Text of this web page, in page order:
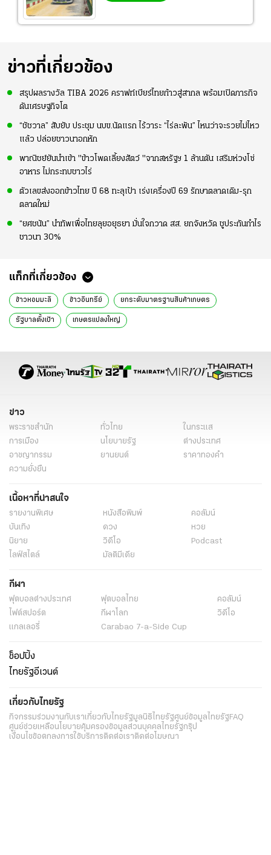
ข่าวที่เกี่ยวข้อง
สรุปผลรางวัล TIBA 2026 คราฟท์เบียร์ไทยก้าวสู่สากล พร้อมเปิดภารกิจ
ดันเศรษฐกิจโต
“ชัชวาล” สับยับ ประชุม นบข.นัดแรก ไร้วาระ “ไร่ละพัน” ไหนว่าจะรวยไม่ไหว
แล้ว ปล่อยชาวนาอกหัก
พาณิชย์ยันนำเข้า "ข้าวโพดเลี้ยงสัตว์ "จากสหรัฐฯ 1 ล้านตัน เสริมห่วงโซ่
อาหาร ไม่กระทบชาวไร่
ตัวเลขส่งออกข้าวไทย ปี 68 ทะลุเป้า เร่งเครื่องปี 69 รักษาตลาดเดิม-รุก
ตลาดใหม่
“ยศชนัน” นำทัพเพื่อไทยลุยอยุธยา มั่นใจกวาด สส. ยกจังหวัด ชูประกันกำไร
ชาวนา 30%
แท็กที่เกี่ยวข้อง
ข้าวหอมมะลิ ข้าวอินทรีย์ ยกระดับมาตรฐานสินค้าเกษตร
รัฐบาลตั้งเป้า เกษตรแปลงใหญ่
ข่าว
พระราชสำนัก ทั่วไทย
ในกระแส
การเมือง
นโยบายรัฐ
ต่างประเทศ
อาชญากรรม
ยานยนต์
ราคาทองคำ
ความยั่งยืน
เนื้อหาที่น่าสนใจ
รายงานพิเศษ หนังสือพิมพ์
คอลัมน์
บันเทิง
ดวง
หวย
นิยาย
วิดีโอ
Podcast
ไลฟ์สไตล์
มัลติมีเดีย
กีฬา
ฟุตบอลต่่างประเทศ ฟุตบอลไทย
คอลัมน์
ไฟต์สปอร์ต
กีฬาโลก
วิดีโอ
แกลเลอรี่
Carabao 7-a-Side Cup
ช็อปปิ้ง
ไทยรัฐอีเวนต์
เกี่ยวกับไทยรัฐ
กิจกรรมร่วมงานกับเราเกี่ยวกับไทยรัฐมูลนิธิไทยรัฐศูนย์ข้อมูลไทยรัฐFAQ
ศูนย์ช่วยเหลือนโยบายคุ้มครองข้อมูลส่วนบุคคลไทยรัฐกรุ๊ป
เงื่อนไขข้อตกลงการใช้บริการติดต่อเราติดต่อโฆษณา